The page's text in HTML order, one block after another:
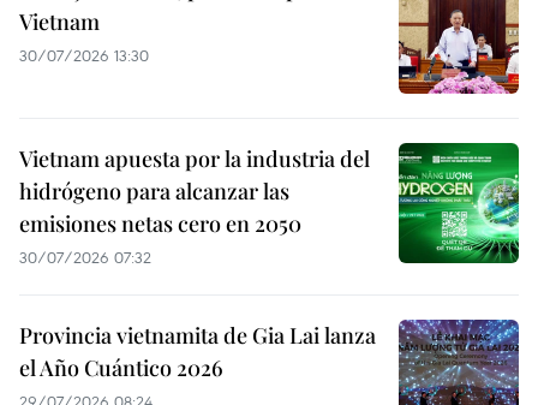
Vietnam
30/07/2026 13:30
Vietnam apuesta por la industria del
hidrógeno para alcanzar las
emisiones netas cero en 2050
30/07/2026 07:32
Provincia vietnamita de Gia Lai lanza
el Año Cuántico 2026